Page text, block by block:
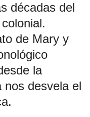
décadas del
de Mary y
la
nos desvela el